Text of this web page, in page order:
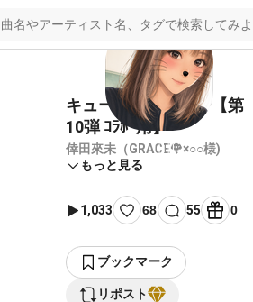
キューティーハニー【第
10弾 ｺﾗﾎﾞ用】
倖田來未（GRACE🌹×○○様)
もっと見る
1,033 68 55 0
ブックマーク
リポスト